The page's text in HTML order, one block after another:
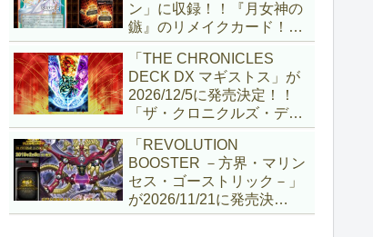
の2種を強力にサポートし
ていますね！！【遊戯王
OCG】
ン」に収録！！『月女神の
鏃』のリメイクカード！！
選出傾向が読めなくなりま
したが、後攻向けとは言え
無効化範囲の広がった『墓
穴の指名者』はめちゃくち
ゃ強力ですね！？【遊戯王
OCG】
「THE CHRONICLES
DECK DX マギストス」が
2026/12/5に発売決定！！
「ザ・クロニクルズ・デッ
キ」がリニューアル！！第
1弾は「マギストス」と
「エンディミオン」が選出
されています！！【遊戯王
OCG】
「REVOLUTION
BOOSTER －方界・マリン
セス・ゴーストリック－」
が2026/11/21に発売決
定！！「レボリューション